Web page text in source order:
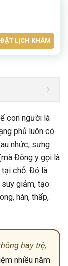
ĐẶT LỊCH KHÁM
con người là
phủ luôn có
nhức, sưng
Đông y gọi là
tại chỗ. Đó là
giảm, tạo
hàn, thấp,
hay trệ,
nhiều năm